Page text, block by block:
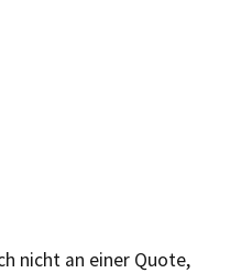
nicht an einer Quote,